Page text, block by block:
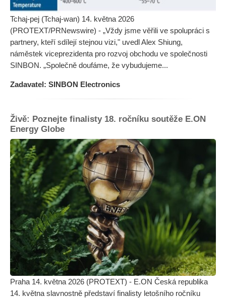
Tchaj-pej (Tchaj-wan) 14. května 2026
(PROTEXT/PRNewswire) - „Vždy jsme věřili ve spolupráci s
partnery, kteří sdílejí stejnou vizi," uvedl Alex Shiung,
náměstek viceprezidenta pro rozvoj obchodu ve společnosti
SINBON. „Společně doufáme, že vybudujeme...
Zadavatel: SINBON Electronics
Živě: Poznejte finalisty 18. ročníku soutěže E.ON
Energy Globe
Praha 14. května 2026 (PROTEXT) - E.ON Česká republika
14. května slavnostně představí finalisty letošního ročníku